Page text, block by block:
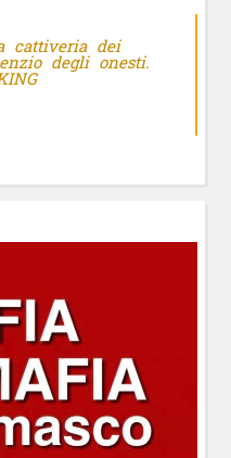
cattiveria dei
degli onesti.